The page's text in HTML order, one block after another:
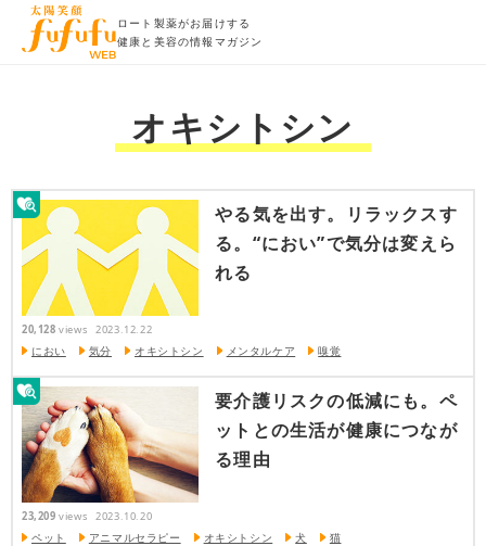
ロート製薬がお届けする
健康と美容の情報マガジン
オキシトシン
やる気を出す。リラックスす
る。“におい”で気分は変えら
れる
20,128 views 2023.12.22
におい 気分 オキシトシン メンタルケア 嗅覚
要介護リスクの低減にも。ペ
ットとの生活が健康につなが
る理由
23,209 views 2023.10.20
ペット アニマルセラピー オキシトシン 犬 猫